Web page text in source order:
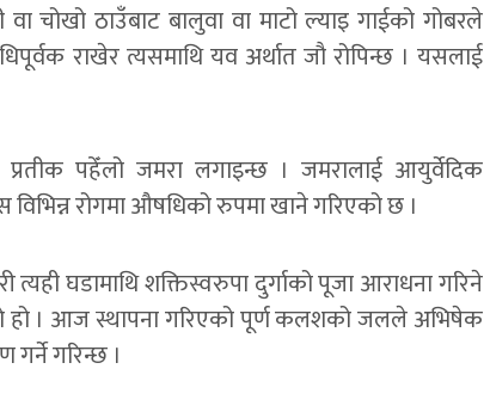
चोखो ठाउँबाट बालुवा वा माटो ल्याइ गाईको गोबरले
राखेर त्यसमाथि यव अर्थात जौ रोपिन्छ । यसलाई
प्रतीक पहेँलो जमरा लगाइन्छ । जमरालाई आयुर्वेदिक
रोगमा औषधिको रुपमा खाने गरिएको छ ।
घडामाथि शक्तिस्वरुपा दुर्गाको पूजा आराधना गरिने
हो । आज स्थापना गरिएको पूर्ण कलशको जलले अभिषेक
गर्ने गरिन्छ ।